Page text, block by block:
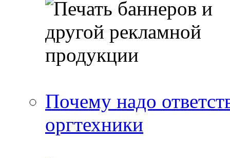
Почему надо
оргтехники